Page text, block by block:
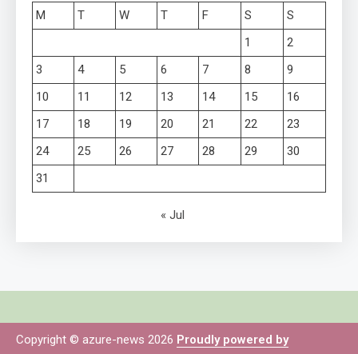
M
T W T F S
S
1
2
3
4 5 6 7 8
9
10
11 12 13 14 15
16
17
18 19 20 21 22
23
24
25 26 27 28 29
30
31
« Jul
Copyright © azure-news 2026 Proudly powered by